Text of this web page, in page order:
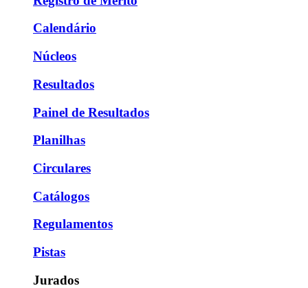
Calendário
Núcleos
Resultados
Painel de Resultados
Planilhas
Circulares
Catálogos
Regulamentos
Pistas
Jurados